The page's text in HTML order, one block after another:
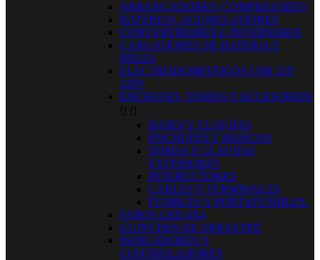
ARRANCADORES, COMPRESORES
BATERIAS, ACUMULADORES
CONVERTIDORES E INVERSORES
CARGADORES DE BATERIA Y
RELES
ELECTRODOMESTICOS USB 12V
220V
ENCHUFES, TOMAS Y ACCESORIOS
 
BASES Y CLAVIJAS
ENCHUFES Y MARCOS
TOMAS Y CLAVIJAS
EXTERIORES
INTERUCTORES
CABLES Y TERMINALES
FUSIBLES Y PORTAFUSIBLES.
FAROS LED 4X4
GUINCHES DE ARRASTRE
INDICADORES Y
CONTROLADORES